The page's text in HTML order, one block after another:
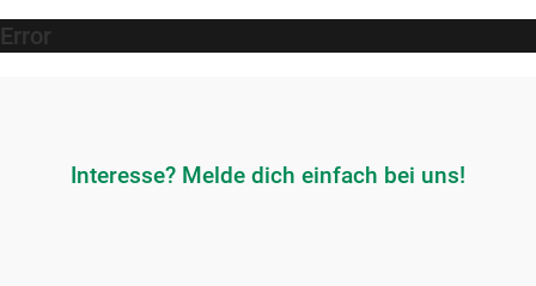
Error
Interesse? Melde dich einfach bei uns!